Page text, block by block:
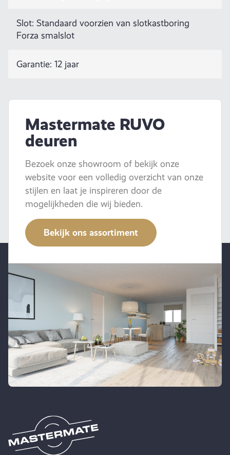
Slot: Standaard voorzien van slotkastboring
Forza smalslot
Garantie: 12 jaar
Mastermate RUVO
deuren
Bezoek onze showroom of bekijk onze
website voor een volledig overzicht van onze
stijlen en laat je inspireren door de
mogelijkheden die wij bieden.
Bekijk ons assortiment